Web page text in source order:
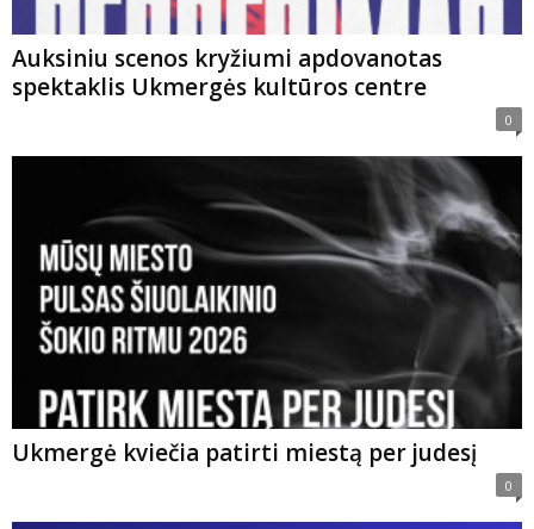
Auksiniu scenos kryžiumi apdovanotas
spektaklis Ukmergės kultūros centre
0
Ukmergė kviečia patirti miestą per judesį
0